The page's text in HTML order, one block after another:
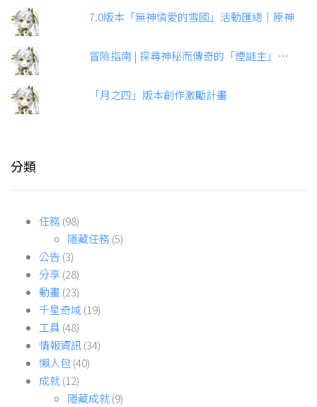
7.0版本「無神憐愛的雪國」活動匯總｜原神
冒險指南 | 探尋神秘而傳奇的「煙謎主」…
「月之四」版本創作激勵計畫
分類
任務 (98)
隱藏任務 (5)
公告 (3)
分享(28)
動畫(23)
千星奇域 (19)
工具(48)
情報資訊(34)
懶人包(40)
成就(12)
隱藏成就(9)